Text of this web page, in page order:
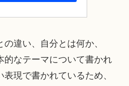
違い、自分とは何か、
的なテーマについて書かれ
現で書かれているため、